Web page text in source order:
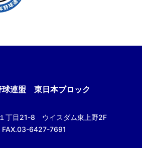
球連盟 東日本ブロック
丁目21-8 ウイスダム東上野2F
6427-7691